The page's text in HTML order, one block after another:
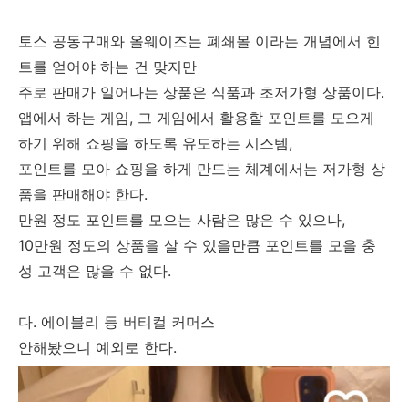
토스 공동구매와 올웨이즈는 폐쇄몰 이라는 개념에서 힌
트를 얻어야 하는 건 맞지만
주로 판매가 일어나는 상품은 식품과 초저가형 상품이다.
앱에서 하는 게임, 그 게임에서 활용할 포인트를 모으게
하기 위해 쇼핑을 하도록 유도하는 시스템,
포인트를 모아 쇼핑을 하게 만드는 체계에서는 저가형 상
품을 판매해야 한다.
만원 정도 포인트를 모으는 사람은 많은 수 있으나,
10만원 정도의 상품을 살 수 있을만큼 포인트를 모을 충
성 고객은 많을 수 없다.
다. 에이블리 등 버티컬 커머스
안해봤으니 예외로 한다.